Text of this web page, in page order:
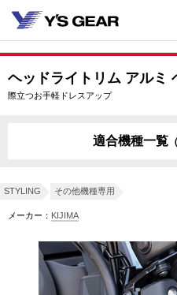
ヘッドライトリム アルミ
際立つお手軽ドレスアップ
適合機種一覧
BVF1 BVF2
STYLING その他機種専用
メーカー： KIJIMA